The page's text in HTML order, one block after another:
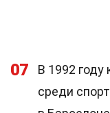
07
В 1992
среди